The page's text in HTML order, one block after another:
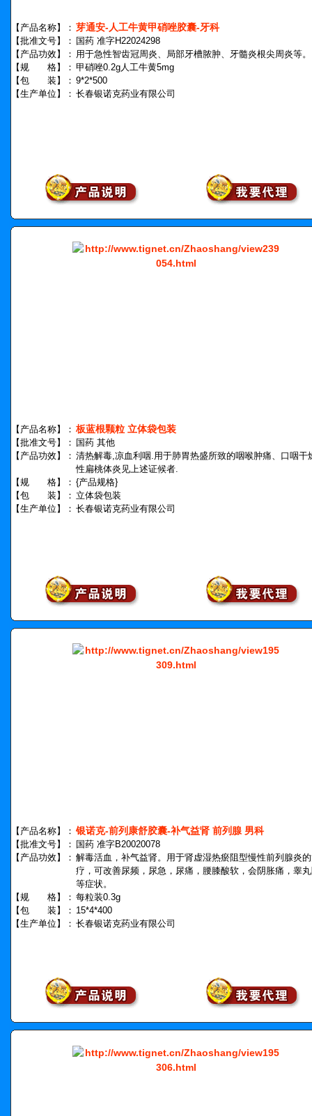
【产品名称】： 芽通安-人工牛黄甲硝唑胶囊-牙科
【批准文号】： 国药 准字H22024298
【产品功效】： 用于急性智齿冠周炎、局部牙槽脓肿、牙髓炎根尖周炎等。
【规 格】： 甲硝唑0.2g人工牛黄5mg
【包 装】： 9*2*500
【生产单位】： 长春银诺克药业有限公司
【产品名称】： 板蓝根颗粒 立体袋包装
【批准文号】： 国药 其他
【产品功效】： 清热解毒,凉血利咽.用于肺胃热盛所致的咽喉肿痛、口咽干
性扁桃体炎见上述证候者.
【规 格】： {产品规格}
【包 装】： 立体袋包装
【生产单位】： 长春银诺克药业有限公司
【产品名称】： 银诺克-前列康舒胶囊-补气益肾 前列腺 男科
【批准文号】： 国药 准字B20020078
【产品功效】： 解毒活血，补气益肾。用于肾虚湿热瘀阻型慢性前列腺炎
疗，可改善尿频，尿急，尿痛，腰膝酸软，会阴胀痛，睾
等症状。
【规 格】： 每粒装0.3g
【包 装】： 15*4*400
【生产单位】： 长春银诺克药业有限公司